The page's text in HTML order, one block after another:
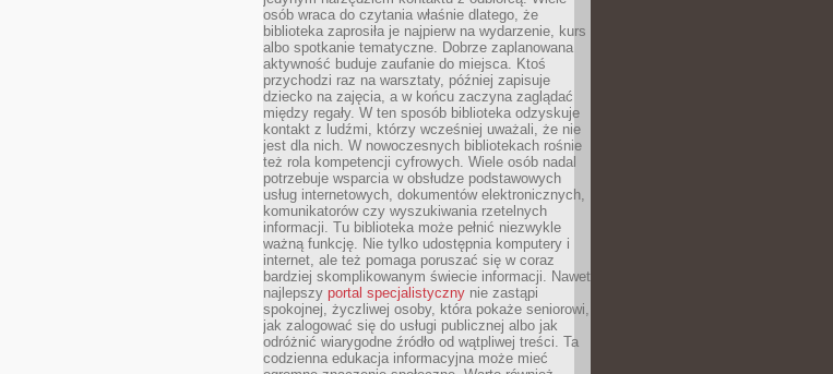
osób wraca do czytania właśnie dlatego, że
biblioteka zaprosiła je najpierw na wydarzenie, kurs
albo spotkanie tematyczne. Dobrze zaplanowana
aktywność buduje zaufanie do miejsca. Ktoś
przychodzi raz na warsztaty, później zapisuje
dziecko na zajęcia, a w końcu zaczyna zaglądać
między regały. W ten sposób biblioteka odzyskuje
kontakt z ludźmi, którzy wcześniej uważali, że nie
jest dla nich. W nowoczesnych bibliotekach rośnie
też rola kompetencji cyfrowych. Wiele osób nadal
potrzebuje wsparcia w obsłudze podstawowych
usług internetowych, dokumentów elektronicznych,
komunikatorów czy wyszukiwania rzetelnych
informacji. Tu biblioteka może pełnić niezwykle
ważną funkcję. Nie tylko udostępnia komputery i
internet, ale też pomaga poruszać się w coraz
bardziej skomplikowanym świecie informacji. Nawet
najlepszy portal specjalistyczny nie zastąpi
spokojnej, życzliwej osoby, która pokaże seniorowi,
jak zalogować się do usługi publicznej albo jak
odróżnić wiarygodne źródło od wątpliwej treści. Ta
codzienna edukacja informacyjna może mieć